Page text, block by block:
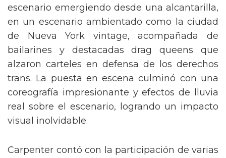
escenario emergiendo desde una alcantarilla,
en un escenario ambientado como la ciudad
de Nueva York vintage, acompañada de
bailarines y destacadas drag queens que
alzaron carteles en defensa de los derechos
trans. La puesta en escena culminó con una
coreografía impresionante y efectos de lluvia
real sobre el escenario, logrando un impacto
visual inolvidable.
Carpenter contó con la participación de varias